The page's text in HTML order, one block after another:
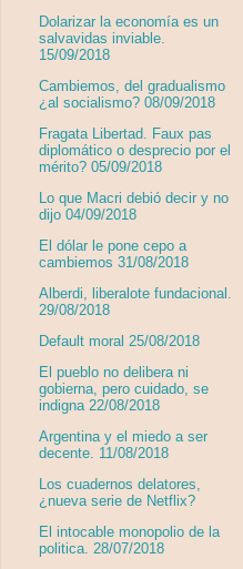
Dolarizar la economía es un
salvavidas inviable.
15/09/2018
Cambiemos, del gradualismo
¿al socialismo? 08/09/2018
Fragata Libertad. Faux pas
diplomático o desprecio por el
mérito? 05/09/2018
Lo que Macri debió decir y no
dijo 04/09/2018
El dólar le pone cepo a
cambiemos 31/08/2018
Alberdi, liberalote fundacional.
29/08/2018
Default moral 25/08/2018
El pueblo no delibera ni
gobierna, pero cuidado, se
indigna 22/08/2018
Argentina y el miedo a ser
decente. 11/08/2018
Los cuadernos delatores,
¿nueva serie de Netflix?
El intocable monopolio de la
politica. 28/07/2018